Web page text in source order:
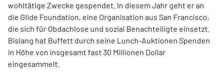
wohltätige Zwecke gespendet. In diesem Jahr geht er an
die Glide Foundation, eine Organisation aus San Francisco,
die sich für Obdachlose und sozial Benachteiligte einsetzt.
Bislang hat Buffett durch seine Lunch-Auktionen Spenden
in Höhe von insgesamt fast 30 Millionen Dollar
eingesammelt.